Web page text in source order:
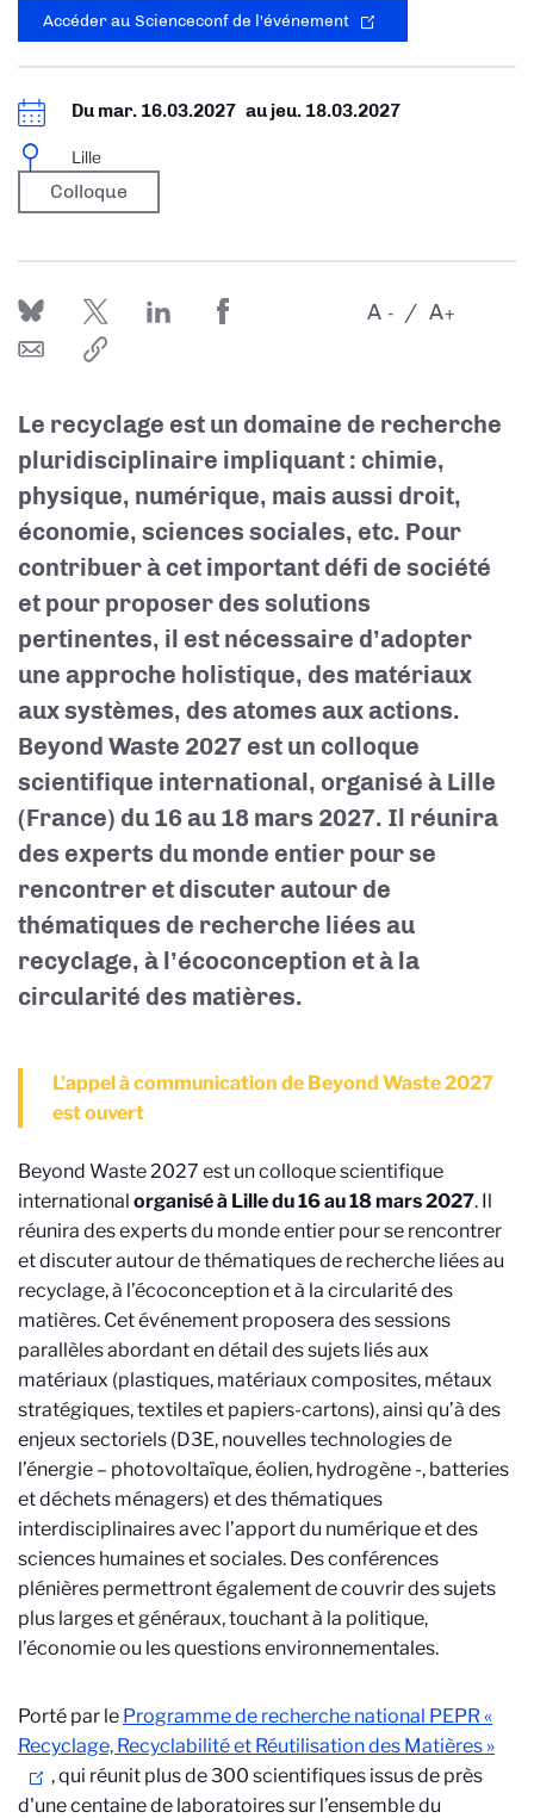
Accéder au Scienceconf de l'événement
Du mar. 16.03.2027 au jeu. 18.03.2027
Lille
Colloque
-
A +
A
Le recyclage est un domaine de recherche
pluridisciplinaire impliquant : chimie,
physique, numérique, mais aussi droit,
économie, sciences sociales, etc. Pour
contribuer à cet important défi de société
et pour proposer des solutions
pertinentes, il est nécessaire d’adopter
une approche holistique, des matériaux
aux systèmes, des atomes aux actions.
Beyond Waste 2027 est un colloque
scientifique international, organisé à Lille
(France) du 16 au 18 mars 2027. Il réunira
des experts du monde entier pour se
rencontrer et discuter autour de
thématiques de recherche liées au
recyclage, à l’écoconception et à la
circularité des matières.
L'appel à communication de Beyond Waste 2027
est ouvert
Beyond Waste 2027 est un colloque scientifique
international organisé à Lille du 16 au 18 mars 2027. Il
réunira des experts du monde entier pour se rencontrer
et discuter autour de thématiques de recherche liées au
recyclage, à l’écoconception et à la circularité des
matières. Cet événement proposera des sessions
parallèles abordant en détail des sujets liés aux
matériaux (plastiques, matériaux composites, métaux
stratégiques, textiles et papiers-cartons), ainsi qu’à des
enjeux sectoriels (D3E, nouvelles technologies de
l’énergie – photovoltaïque, éolien, hydrogène -, batteries
et déchets ménagers) et des thématiques
interdisciplinaires avec l’apport du numérique et des
sciences humaines et sociales. Des conférences
plénières permettront également de couvrir des sujets
plus larges et généraux, touchant à la politique,
l’économie ou les questions environnementales.
Porté par le Programme de recherche national PEPR «
Recyclage, Recyclabilité et Réutilisation des Matières »
, qui réunit plus de 300 scientifiques issus de près
d'une centaine de laboratoires sur l’ensemble du